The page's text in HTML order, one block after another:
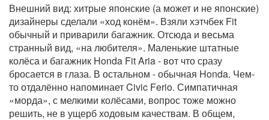
Внешний вид: хитрые японские (а может и не японские)
дизайнеры сделали «ход конём». Взяли хэтчбек Fit
обычный и приварили багажник. Отсюда и весьма
странный вид, «на любителя». Маленькие штатные
колёса и багажник Honda Fit Aria - вот что сразу
бросается в глаза. В остальном - обычная Honda. Чем-
то отдалённо напоминает Civic Ferio. Симпатичная
«морда», с мелкими колёсами, вопрос тоже можно
решить, не в ущерб ходовым качествам. В общем,